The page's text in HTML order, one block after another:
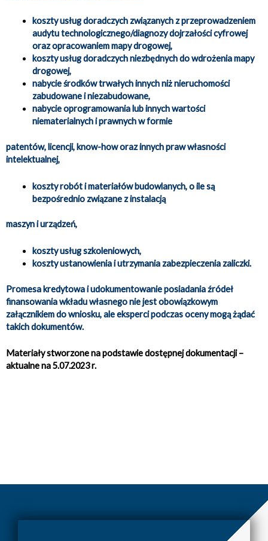
koszty usług doradczych związanych z przeprowadzeniem
audytu technologicznego/diagnozy dojrzałości cyfrowej
oraz opracowaniem mapy drogowej,
koszty usług doradczych niezbędnych do wdrożenia mapy
drogowej,
nabycie środków trwałych innych niż nieruchomości
zabudowane i niezabudowane,
nabycie oprogramowania lub innych wartości
niematerialnych i prawnych w formie
patentów, licencji, know-how oraz innych praw własności
intelektualnej,
koszty robót i materiałów budowlanych, o ile są
bezpośrednio związane z instalacją
maszyn i urządzeń,
koszty usług szkoleniowych,
koszty ustanowienia i utrzymania zabezpieczenia zaliczki.
Promesa kredytowa i udokumentowanie posiadania źródeł
finansowania wkładu własnego nie jest obowiązkowym
załącznikiem do wniosku, ale eksperci podczas oceny mogą żądać
takich dokumentów.
Materiały stworzone na podstawie dostępnej dokumentacji –
aktualne na 5.07.2023 r.